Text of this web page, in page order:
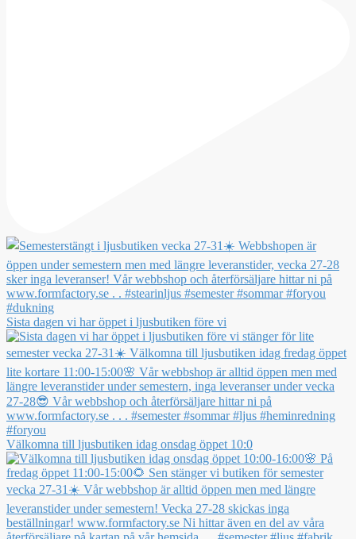
Sista dagen vi har öppet i ljusbutiken före vi
Välkomna till ljusbutiken idag onsdag öppet 10:0